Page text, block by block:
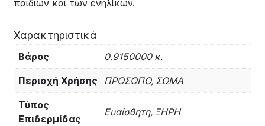
παιδιών και των ενηλίκων.
Χαρακτηριστικά
Βάρος 0.9150000 κ.
Περιοχή Χρήσης ΠΡΟΣΩΠΟ, ΣΩΜΑ
Τύπος
Επιδερμίδας
Ευαίσθητη, ΞΗΡΗ